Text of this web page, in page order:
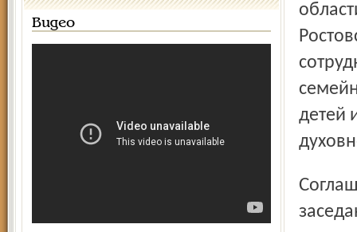
Видео
детей
Соглашением предусматривается проведение совме­стных